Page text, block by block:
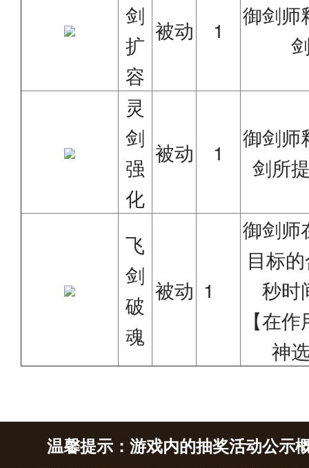
剑
扩
容
被动 1
御剑师
灵
剑
强
化
被动 1
御剑师
剑所
飞
剑
破
魂
被动 1
御剑师
目标
秒时
【在
神
温馨提示：游戏内的抽奖活动公示